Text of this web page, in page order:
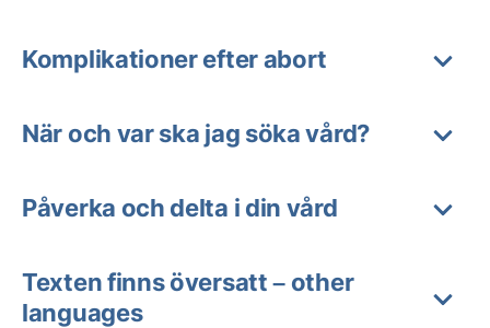
Komplikationer efter abort
När och var ska jag söka vård?
Påverka och delta i din vård
Texten finns översatt – other
languages